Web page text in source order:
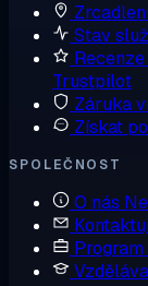
Stav
Trustpilot
Záruka
Získat
SPOLEČNOST
O nás